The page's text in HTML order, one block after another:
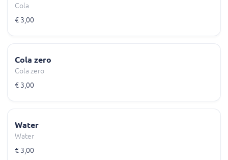
Cola
€ 3,00
Cola zero
Cola zero
€ 3,00
Water
Water
€ 3,00